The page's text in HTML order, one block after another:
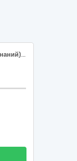
Контейнер універсальний (переобладнаний) Тип 1